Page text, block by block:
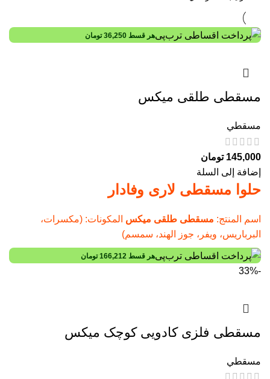
هر قسط 36,250 تومان
مسقطی طلقی میکس
مسقطي
145,000 تومان
إضافة إلى السلة
حلوا مسقطی لاری وفادار
اسم المنتج: مسقطی طلقی میکس المكونات: (مكسرات،
البرباریس، ويفر، جوز الهند، سمسم)
هر قسط 166,212 تومان
-33%
مسقطی فلزی کادویی کوچک میکس
مسقطي